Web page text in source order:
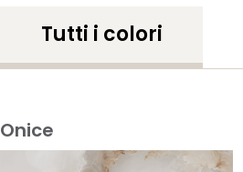
Tutti i colori
Onice